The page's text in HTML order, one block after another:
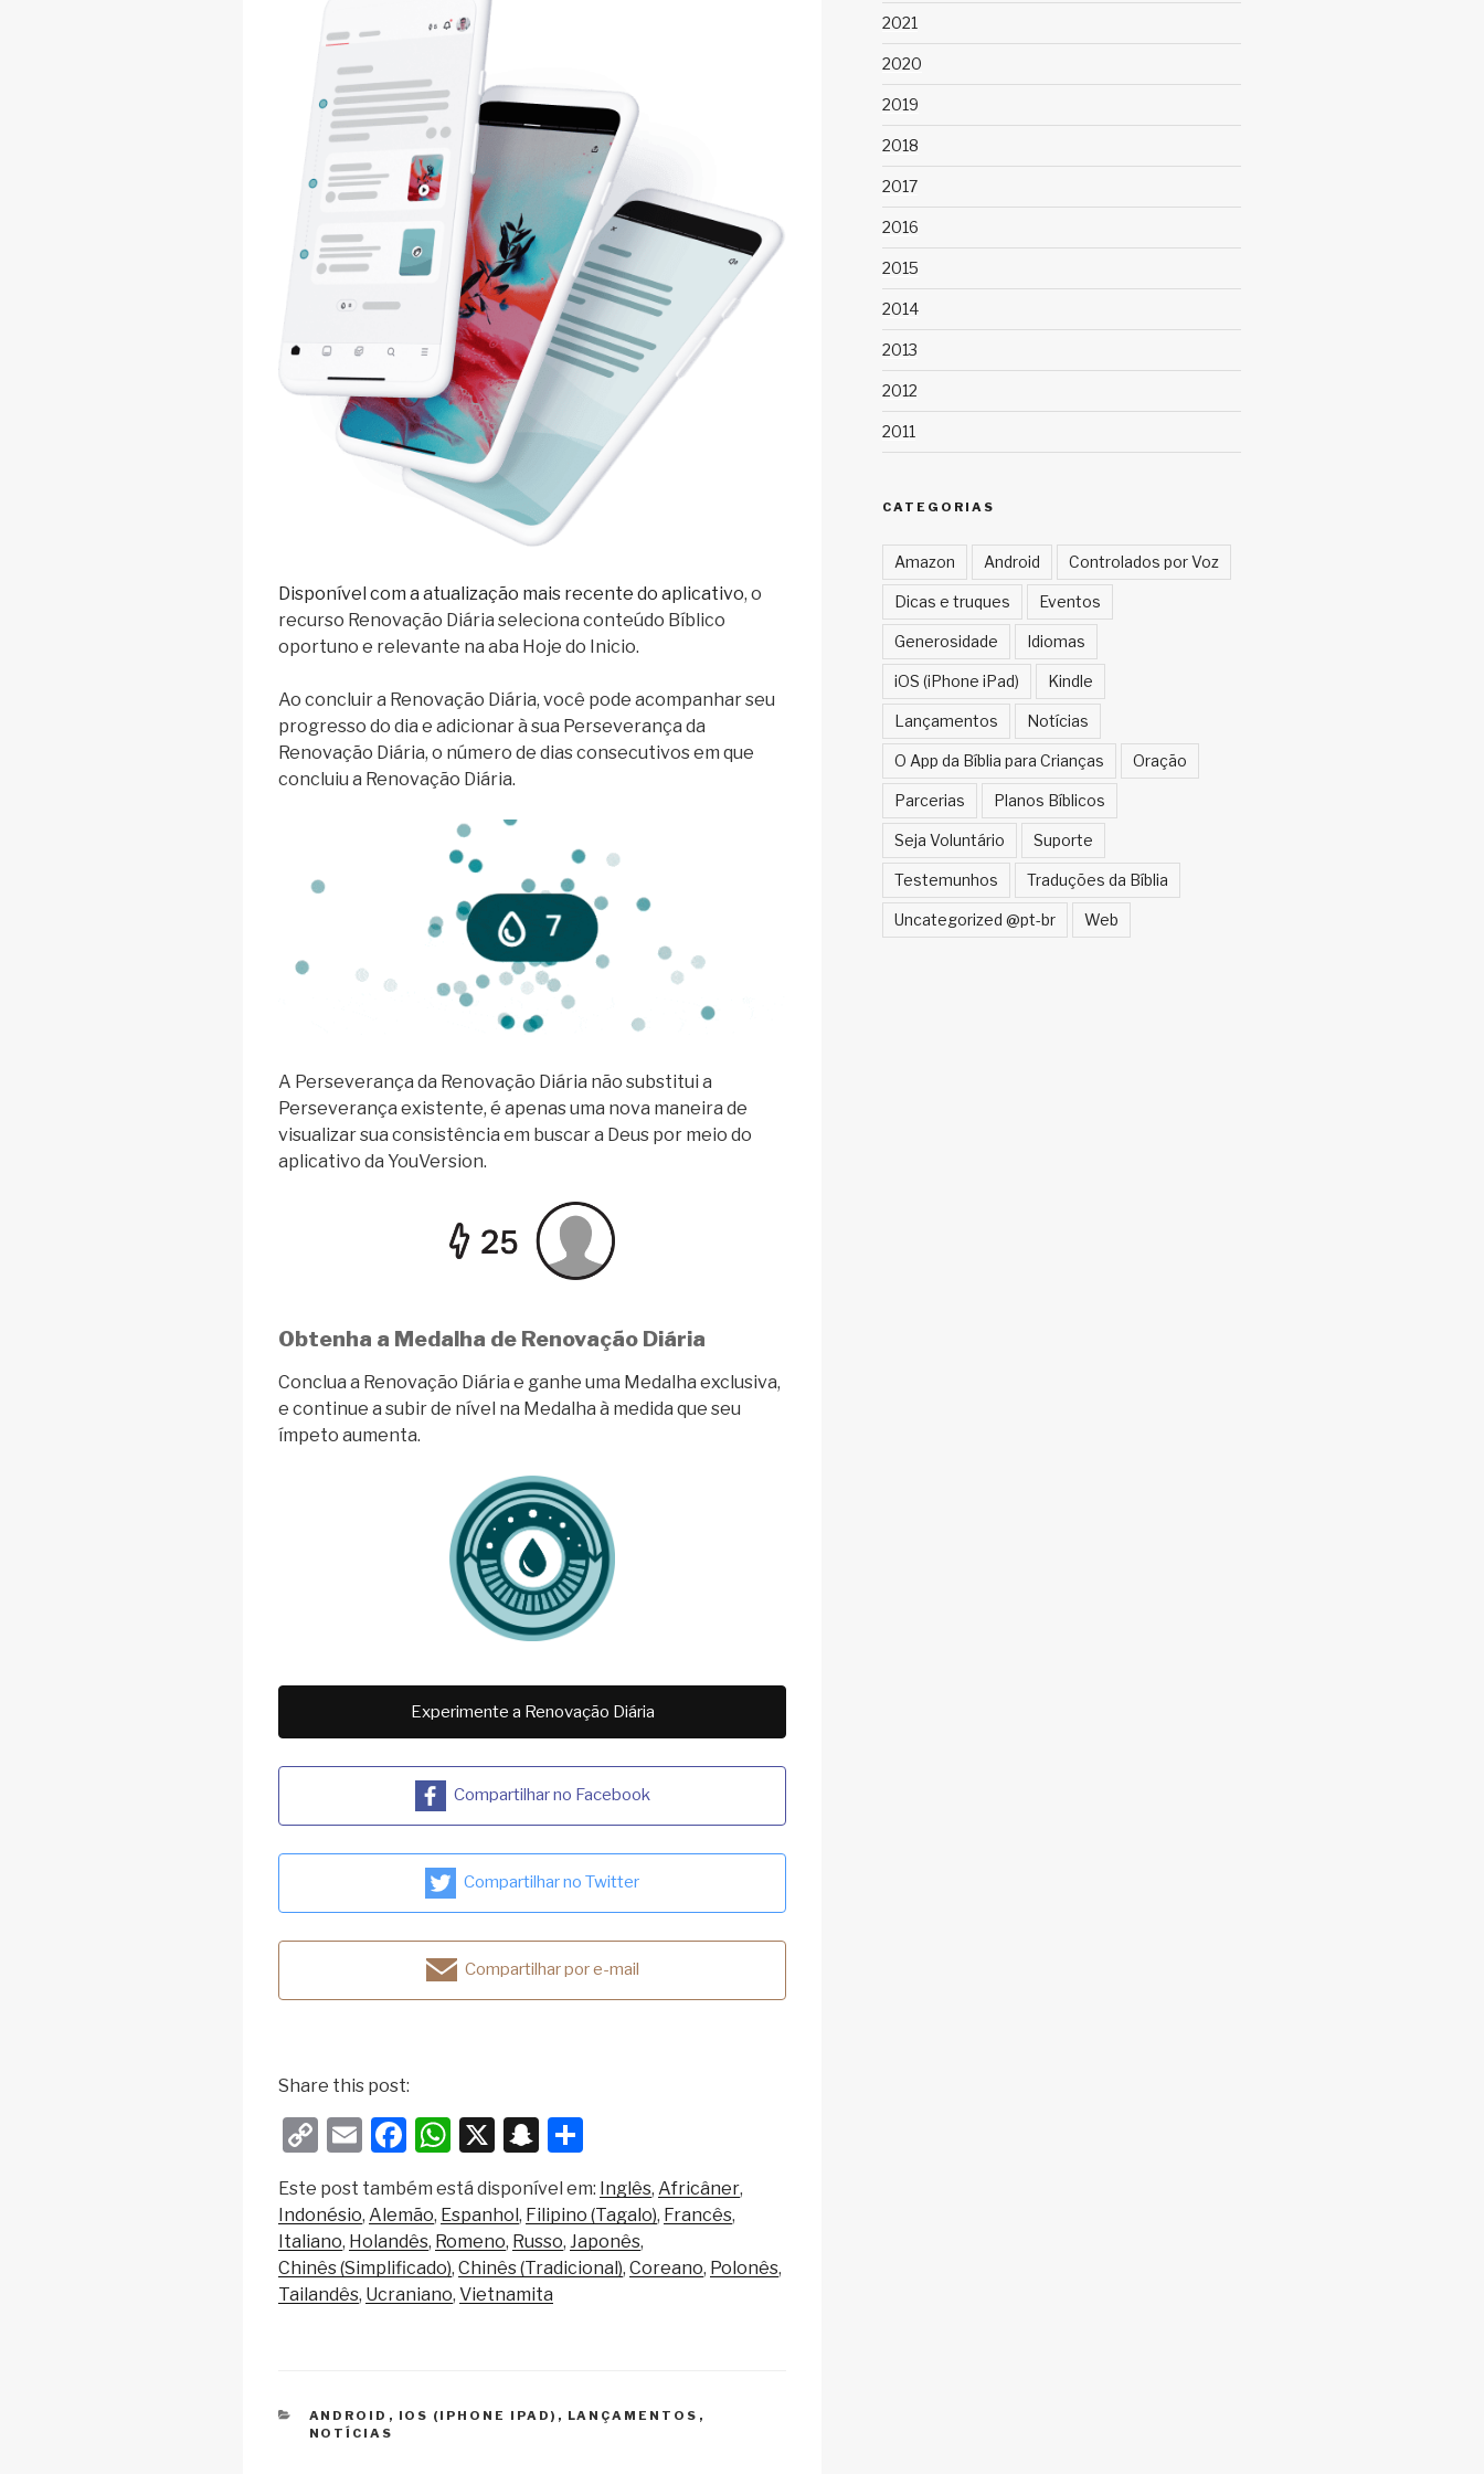
Disponível com a atualização mais recente do aplicativo, o
recurso Renovação Diária seleciona conteúdo Bíblico
oportuno e relevante na aba Hoje do Inicio.
Ao concluir a Renovação Diária, você pode acompanhar seu
progresso do dia e adicionar à sua Perseverança da
Renovação Diária, o número de dias consecutivos em que
concluiu a Renovação Diária.
A Perseverança da Renovação Diária não substitui a
Perseverança existente, é apenas uma nova maneira de
visualizar sua consistência em buscar a Deus por meio do
aplicativo da YouVersion.
Obtenha a Medalha de Renovação Diária
Conclua a Renovação Diária e ganhe uma Medalha exclusiva,
e continue a subir de nível na Medalha à medida que seu
ímpeto aumenta.
Experimente a Renovação Diária
Compartilhar no Facebook
Compartilhar no Twitter
Compartilhar por e-mail
Share this post:
C
p
y
Li
n
E
ail
F
a
c
e
b
o
W
h
at
s
A
p
X
S
a
p
c
h
ar
e
Este post também está disponível em: Inglês Africâner
Indonésio Alemão Espanhol Filipino (Tagalo) Francês
Italiano Holandês Romeno Russo Japonês
Chinês (Simplificado) Chinês (Tradicional) Coreano Polonês
Tailandês Ucraniano Vietnamita
CATEGORIAS
ANDROID , IOS (IPHONE IPAD) , LANÇAMENTOS ,
NOTÍCIAS
2021
2020
2019
2018
2017
2016
2015
2014
2013
2012
2011
CATEGORIAS
Amazon Android Controlados por Voz
Dicas e truques Eventos
Generosidade Idiomas
iOS (iPhone iPad) Kindle
Lançamentos Notícias
O App da Bíblia para Crianças Oração
Parcerias Planos Bíblicos
Seja Voluntário Suporte
Testemunhos Traduções da Bíblia
Uncategorized @pt-br Web